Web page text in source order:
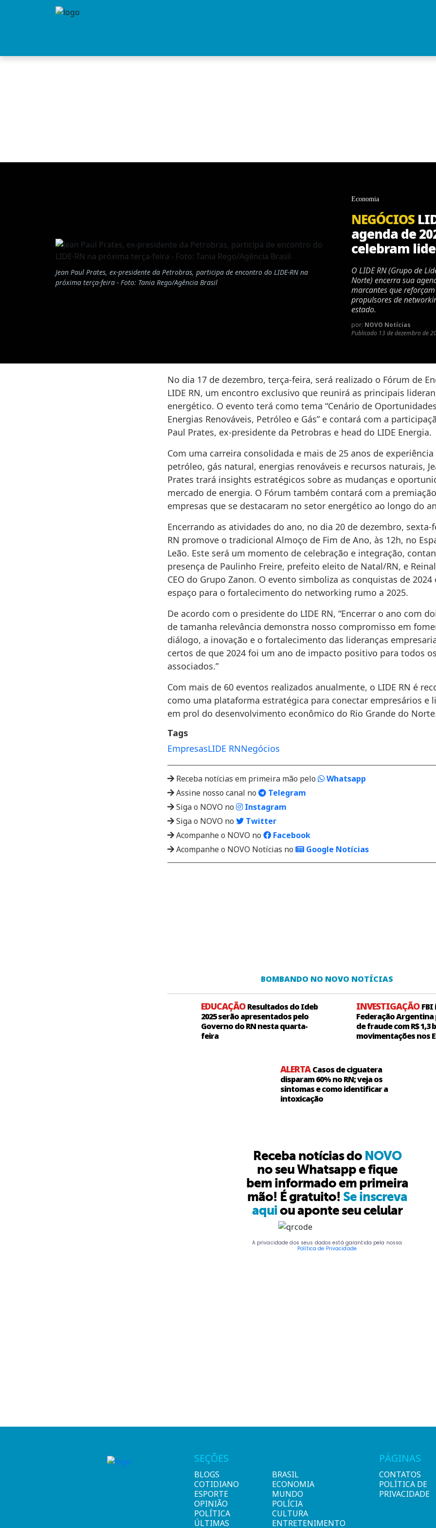
Jean Paul Prates, ex-presidente da Petrobras, participa de encontro do LIDE-RN na
próxima terça-feira - Foto: Tania Rego/Agência Brasil
Economia
NEGÓCIOS
agenda de
celebram
O LIDE RN (Grupo de
Norte) encerra sua
marcantes que
propulsores de
estado.
por: NOVO Notícias
Publicado 13 de dezembro de
No dia 17 de dezembro, terça-feira, será realizado o Fórum de
LIDE RN, um encontro exclusivo que reunirá as principais
energético. O evento terá como tema “Cenário de
Energias Renováveis, Petróleo e Gás” e contará com a
Paul Prates, ex-presidente da Petrobras e head do LIDE Energia.
Com uma carreira consolidada e mais de 25 anos de experiência
petróleo, gás natural, energias renováveis e recursos naturais,
Prates trará insights estratégicos sobre as mudanças e
mercado de energia. O Fórum também contará com a
empresas que se destacaram no setor energético ao longo do
Encerrando as atividades do ano, no dia 20 de dezembro, sexta-
RN promove o tradicional Almoço de Fim de Ano, às 12h, no
Leão. Este será um momento de celebração e integração,
presença de Paulinho Freire, prefeito eleito de Natal/RN, e
CEO do Grupo Zanon. O evento simboliza as conquistas de 2024
espaço para o fortalecimento do networking rumo a 2025.
De acordo com o presidente do LIDE RN, “Encerrar o ano com
de tamanha relevância demonstra nosso compromisso em
diálogo, a inovação e o fortalecimento das lideranças
certos de que 2024 foi um ano de impacto positivo para todos
associados.”
Com mais de 60 eventos realizados anualmente, o LIDE RN é
como uma plataforma estratégica para conectar empresários e
em prol do desenvolvimento econômico do Rio Grande do
Tags
EmpresasLIDE RNNegócios
Receba notícias em primeira mão pelo
Whatsapp
Assine nosso canal no
Telegram
Siga o NOVO no
Instagram
Siga o NOVO no
Twitter
Acompanhe o NOVO no
Facebook
Acompanhe o NOVO Notícias no
Google Notícias
BOMBANDO NO NOVO NOTÍCIAS
EDUCAÇÃOResultados do Ideb
2025 serão apresentados pelo
Governo do RN nesta quarta-
feira
INVESTIGAÇÃO
Federação
de fraude com R$ 1,3
movimentações nos
ALERTACasos de ciguatera
disparam 60% no RN; veja os
sintomas e como identificar a
intoxicação
Receba notícias do NOVO
no seu Whatsapp e fique
bem informado em primeira
mão! É gratuito! Se inscreva
aquiou aponte seu celular
A privacidade dos seus dados está garantida pela nossa
Política de Privacidade
SEÇÕES
BLOGS
BRASIL
COTIDIANO
ECONOMIA
ESPORTE
MUNDO
OPINIÃO
POLÍCIA
POLÍTICA
CULTURA
ÚLTIMAS
ENTRETENIMENTO
PÁGINAS
CONTATOS
POLÍTICA DE
PRIVACIDADE